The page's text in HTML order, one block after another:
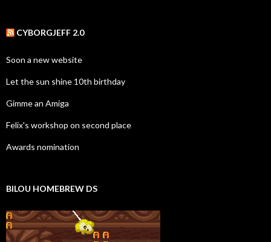
CYBORGJEFF 2.0
Soon a new website
Let the sun shine 10th birthday
Gimme an Amiga
Felix's workshop on second place
Awards nomination
BILOU HOMEBREW DS